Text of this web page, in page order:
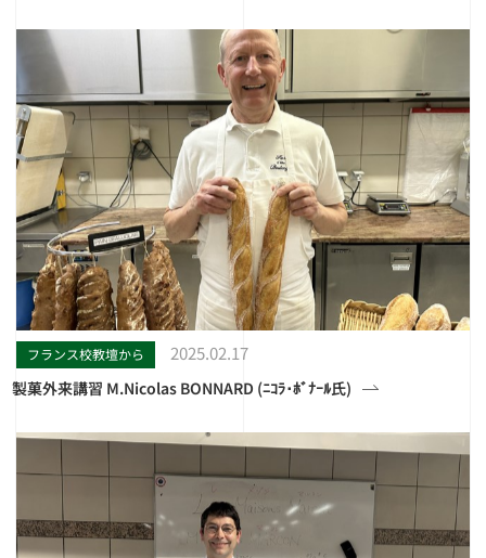
フランス校教壇から 2025.02.17
製菓外来講習 M.Nicolas BONNARD (ﾆｺﾗ･ﾎﾞﾅｰﾙ氏)